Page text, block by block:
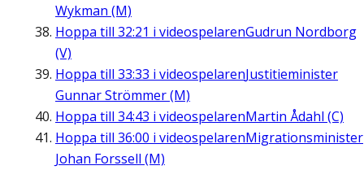
Wykman (M)
Hoppa till 32:21 i videospelarenGudrun Nordborg
(V)
Hoppa till 33:33 i videospelarenJustitieminister
Gunnar Strömmer (M)
Hoppa till 34:43 i videospelarenMartin Ådahl (C)
Hoppa till 36:00 i videospelarenMigrationsminister
Johan Forssell (M)